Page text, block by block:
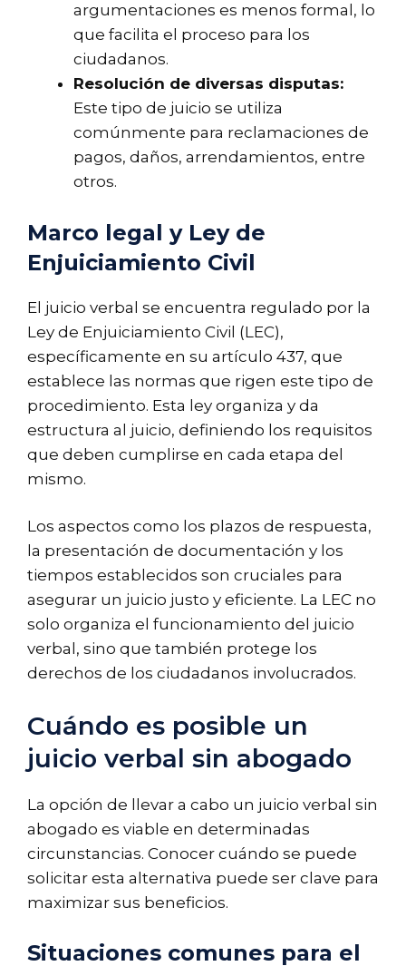
argumentaciones es menos formal, lo
que facilita el proceso para los
ciudadanos.
Resolución de diversas disputas:
Este tipo de juicio se utiliza
comúnmente para reclamaciones de
pagos, daños, arrendamientos, entre
otros.
Marco legal y Ley de
Enjuiciamiento Civil
El juicio verbal se encuentra regulado por la
Ley de Enjuiciamiento Civil (LEC),
específicamente en su artículo 437, que
establece las normas que rigen este tipo de
procedimiento. Esta ley organiza y da
estructura al juicio, definiendo los requisitos
que deben cumplirse en cada etapa del
mismo.
Los aspectos como los plazos de respuesta,
la presentación de documentación y los
tiempos establecidos son cruciales para
asegurar un juicio justo y eficiente. La LEC no
solo organiza el funcionamiento del juicio
verbal, sino que también protege los
derechos de los ciudadanos involucrados.
Cuándo es posible un
juicio verbal sin abogado
La opción de llevar a cabo un juicio verbal sin
abogado es viable en determinadas
circunstancias. Conocer cuándo se puede
solicitar esta alternativa puede ser clave para
maximizar sus beneficios.
Situaciones comunes para el